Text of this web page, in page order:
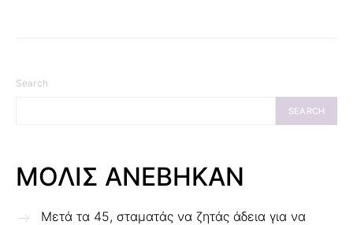
Search
SEARCH
ΜΟΛΙΣ ΑΝΕΒΗΚΑΝ
Μετά τα 45, σταματάς να ζητάς άδεια για να